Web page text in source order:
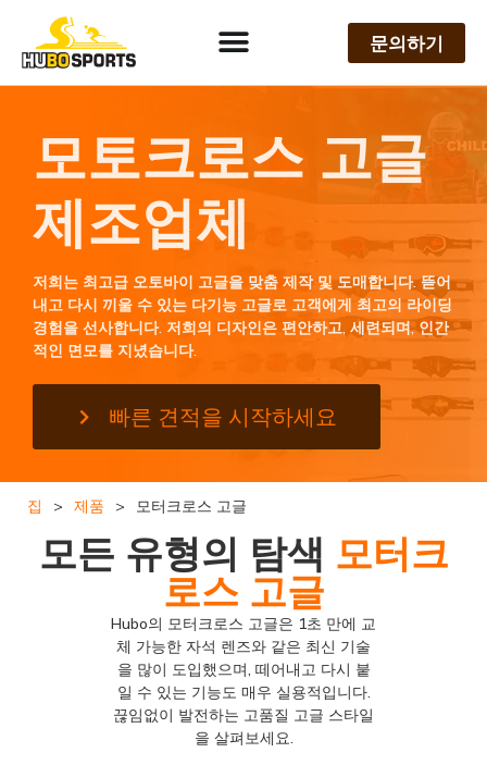
문의하기
모토크로스 고글
제조업체
저희는 최고급 오토바이 고글을 맞춤 제작 및 도매합니다. 뜯어
내고 다시 끼울 수 있는 다기능 고글로 고객에게 최고의 라이딩
경험을 선사합니다. 저희의 디자인은 편안하고, 세련되며, 인간
적인 면모를 지녔습니다.
빠른 견적을 시작하세요
집 > 제품 > 모터크로스 고글
모든 유형의 탐색 모터크
로스 고글
Hubo의 모터크로스 고글은 1초 만에 교
체 가능한 자석 렌즈와 같은 최신 기술
을 많이 도입했으며, 떼어내고 다시 붙
일 수 있는 기능도 매우 실용적입니다.
끊임없이 발전하는 고품질 고글 스타일
을 살펴보세요.